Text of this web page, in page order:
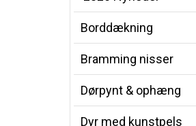
Borddækning
Bramming nisser
Dørpynt & ophæng
Dyr med kunstpels